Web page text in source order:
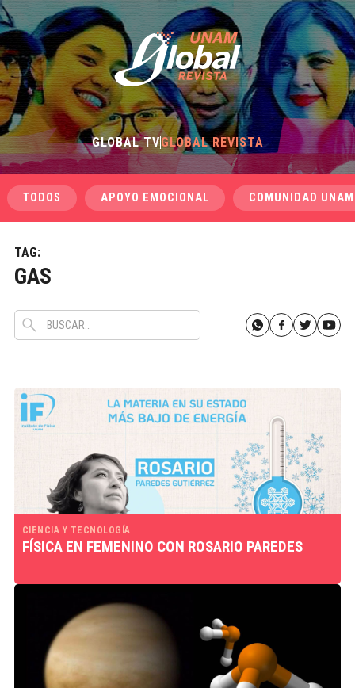
GLOBAL TVGLOBAL REVISTA
TODOS APOYO EMOCIONAL COMUNIDAD UNAM
TAG:
GAS
CIENCIA Y TECNOLOGÍA
FÍSICA EN FEMENINO CON ROSARIO PAREDES